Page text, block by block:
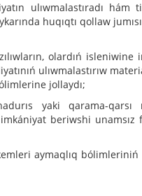
ulıwmalastıradı hám
huqıqtı qollaw
olardıń
ulıwmalastırıw
jollaydı;
yaki qarama-
beriwshi
aymaqlıq